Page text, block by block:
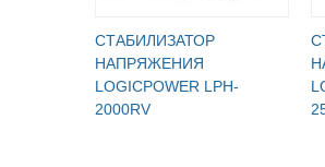
СТАБИЛИЗАТОР
НАПРЯЖЕНИЯ
LOGICPOWER LPH-
2000RV